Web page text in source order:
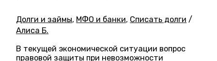
Долги и займы, МФО и банки, Списать долги /
Алиса Б.
В текущей экономической ситуации вопрос
правовой защиты при невозможности